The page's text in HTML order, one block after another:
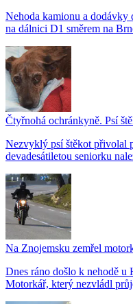
Nehoda kamionu a dodávky
na dálnici D1 směrem na
Čtyřnohá ochránkyně. Psí
Nezvyklý psí štěkot přivolal
devadesátiletou seniorku
Na Znojemsku zemřel
Dnes ráno došlo k nehodě
Motorkář, který nezvládl